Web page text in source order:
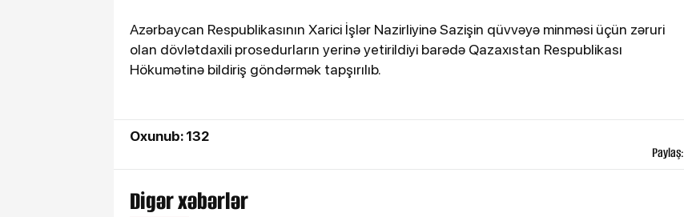
Azərbaycan Respublikasının Xarici İşlər Nazirliyinə Sazişin qüvvəyə minməsi üçün zəruri
olan dövlətdaxili prosedurların yerinə yetirildiyi barədə Qazaxıstan Respublikası
Hökumətinə bildiriş göndərmək tapşırılıb.
Oxunub: 132
Paylaş:
Digər xəbərlər